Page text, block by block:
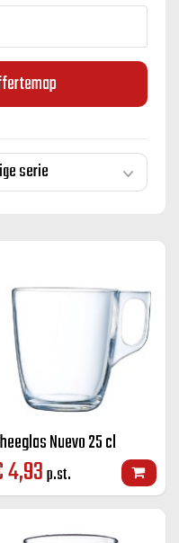
serie
Nuevo 25 cl
4,93p.st.